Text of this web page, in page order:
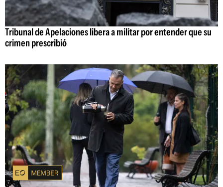
Tribunal de Apelaciones libera a militar por entender que su
crimen prescribió